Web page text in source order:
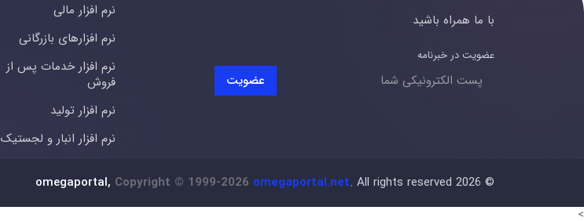
با ما همراه باشید
عضویت در خبرنامه
عضویت
نرم افزار مالی
نرم افزارهای بازرگانی
نرم افزار خدمات پس از
فروش
نرم افزار تولید
نرم افزار انبار و لجستیک
©
2026
omegaportal, Copyright © 1999-2026 omegaportal.net. All rights reserved
>